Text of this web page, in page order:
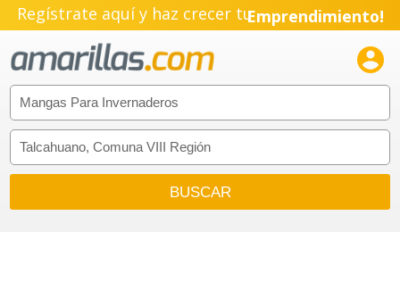
Regístrate aquí y haz crecer tuEmprendimiento!
